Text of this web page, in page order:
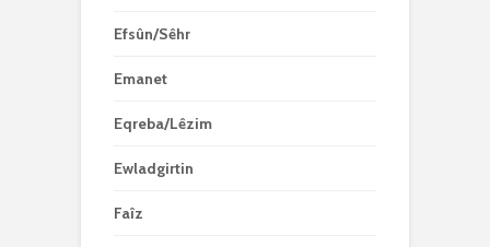
Efsûn/Sêhr
Emanet
Eqreba/Lêzim
Ewladgirtin
Faîz